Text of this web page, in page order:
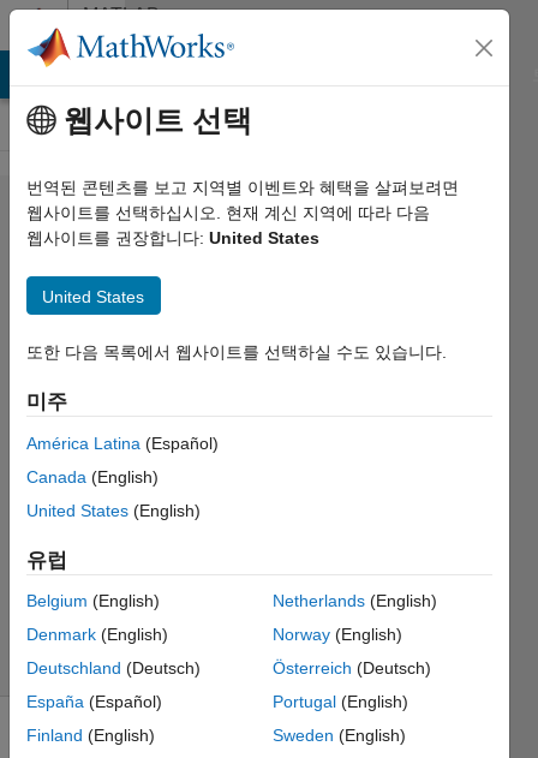
콘텐츠로 바로 가기
MATLAB
Answers
Modifying
TI C2000
ePWM
block
output
Mike
Buba
2022 9월
17
업데이트
4월 25
조회 수:
24 (30일)
웹사이트 선택
번역된 콘텐츠를 보고 지역별 이벤트와 혜택을 살펴보려면
웹사이트를 선택하십시오. 현재 계신 지역에 따라 다음
웹사이트를 권장합니다: United States
United States
또한 다음 목록에서 웹사이트를 선택하실 수도 있습니다.
미주
América Latina (Español)
Canada (English)
United States (English)
유럽
Belgium (English)
Denmark (English)
Deutschland (Deutsch)
España (Español)
Finland (English)
Netherlands(English)
Norway(English)
Österreich (Deutsch)
Portugal(English)
Sweden (English)